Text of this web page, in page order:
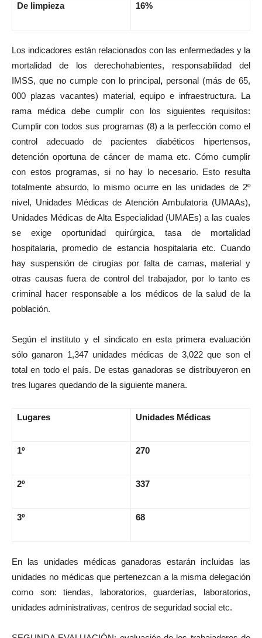
De limpieza 16%
Los indicadores están relacionados con las enfermedades y la
mortalidad de los derechohabientes, responsabilidad del
IMSS, que no cumple con lo principal, personal (más de 65,
000 plazas vacantes) material, equipo e infraestructura. La
rama médica debe cumplir con los siguientes requisitos:
Cumplir con todos sus programas (8) a la perfección como el
control adecuado de pacientes diabéticos hipertensos,
detención oportuna de cáncer de mama etc. Cómo cumplir
con estos programas, si no hay lo necesario. Esto resulta
totalmente absurdo, lo mismo ocurre en las unidades de 2º
nivel, Unidades Médicas de Atención Ambulatoria (UMAAs),
Unidades Médicas de Alta Especialidad (UMAEs) a las cuales
se exige oportunidad quirúrgica, tasa de mortalidad
hospitalaria, promedio de estancia hospitalaria etc. Cuando
hay suspensión de cirugías por falta de camas, material y
otras causas fuera de control del trabajador, por lo tanto es
criminal hacer responsable a los médicos de la salud de la
población.
Según el instituto y el sindicato en esta primera evaluación
sólo ganaron 1,347 unidades médicas de 3,022 que son el
total en todo el país. De estas ganadoras se distribuyeron en
tres lugares quedando de la siguiente manera.
Lugares Unidades Médicas
1º 270
2º 337
3º 68
En las unidades médicas ganadoras estarán incluidas las
unidades no médicas que pertenezcan a la misma delegación
como son: tiendas, laboratorios, guarderías, laboratorios,
unidades administrativas, centros de seguridad social etc.